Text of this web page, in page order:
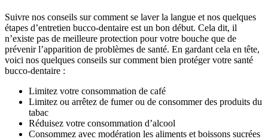
Suivre nos conseils sur comment se laver la langue et nos quelques
étapes d’entretien bucco-dentaire est un bon début. Cela dit, il
n’existe pas de meilleure protection pour votre bouche que de
prévenir l’apparition de problèmes de santé. En gardant cela en tête,
voici nos quelques conseils sur comment bien protéger votre santé
bucco-dentaire :
Limitez votre consommation de café
Limitez ou arrêtez de fumer ou de consommer des produits du
tabac
Réduisez votre consommation d’alcool
Consommez avec modération les aliments et boissons sucrées